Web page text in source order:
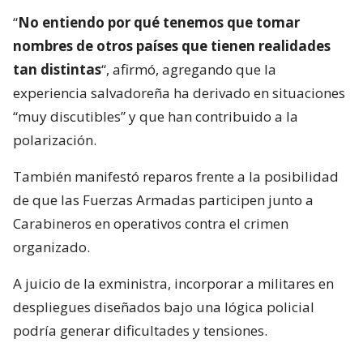
“No entiendo por qué tenemos que tomar
nombres de otros países que tienen realidades
tan distintas“, afirmó, agregando que la
experiencia salvadoreña ha derivado en situaciones
“muy discutibles” y que han contribuido a la
polarización.
También manifestó reparos frente a la posibilidad
de que las Fuerzas Armadas participen junto a
Carabineros en operativos contra el crimen
organizado.
A juicio de la exministra, incorporar a militares en
despliegues diseñados bajo una lógica policial
podría generar dificultades y tensiones.